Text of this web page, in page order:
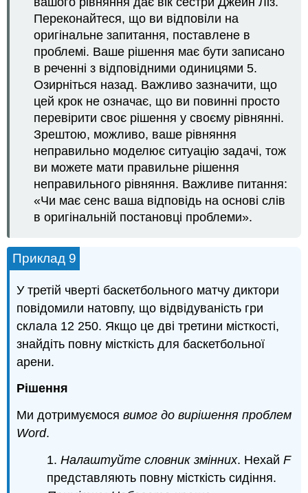
Переконайтеся, що ви відповіли на
оригінальне запитання, поставлене в
проблемі. Ваше рішення має бути записано
в реченні з відповідними одиницями 5.
Озирніться назад. Важливо зазначити, що
цей крок не означає, що ви повинні просто
перевірити своє рішення у своєму рівнянні.
Зрештою, можливо, ваше рівняння
неправильно моделює ситуацію задачі, тож
ви можете мати правильне рішення
неправильного рівняння. Важливе питання:
«Чи має сенс ваша відповідь на основі слів
в оригінальній постановці проблеми».
Приклад 9
У третій чверті баскетбольного матчу диктори
повідомили натовпу, що відвідуваність гри
склала 12 250. Якщо це дві третини місткості,
знайдіть повну місткість для баскетбольної
арени.
Рішення
Ми дотримуємосявимог до вирішення проблем
Word.
1.Налаштуйте словник змінних. НехайF
представляють повну місткість сидіння.